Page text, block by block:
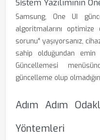
Sistem Yazılımının
Samsung, One UI
algoritmalarını
sorunu" yaşıyorsanız,
sahip olduğundan emin
Güncellemesi
güncelleme olup
Adım Adım
Yöntemleri